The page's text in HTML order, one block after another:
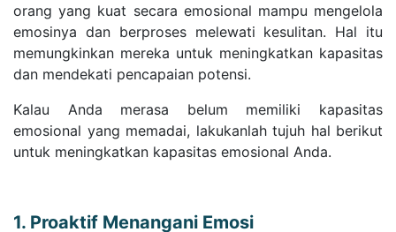
orang yang kuat secara emosional mampu mengelola
emosinya dan berproses melewati kesulitan. Hal itu
memungkinkan mereka untuk meningkatkan kapasitas
dan mendekati pencapaian potensi.
Kalau Anda merasa belum memiliki kapasitas
emosional yang memadai, lakukanlah tujuh hal berikut
untuk meningkatkan kapasitas emosional Anda.
1. Proaktif Menangani Emosi